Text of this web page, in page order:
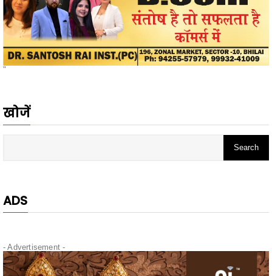
- Advertisement -